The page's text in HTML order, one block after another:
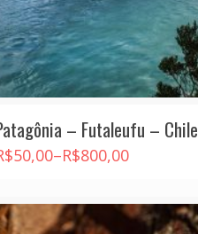
– Futaleufu – Chile
50,00–R$800,00